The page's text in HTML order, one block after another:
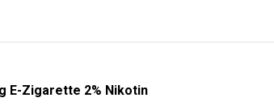
E-Zigarette 2% Nikotin